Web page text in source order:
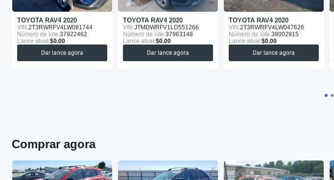
TOYOTA RAV4 2020
VIN:2T3RWRFV4LW081744
Número de lote:37922462
Lance atual:$0.00
Dar lance agora
TOYOTA RAV4 2020
VIN:JTMDWRFV1LD551266
Número de lote:37963148
Lance atual:$0.00
Dar lance agora
TOYOTA RAV4 2020
VIN:2T3RWRFV4LW047626
Número de lote:38002915
Lance atual:$0.00
Dar lance agora
Comprar agora